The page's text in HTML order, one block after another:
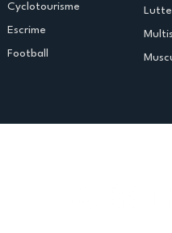
Cyclotourisme
Escrime
Football
Lutte